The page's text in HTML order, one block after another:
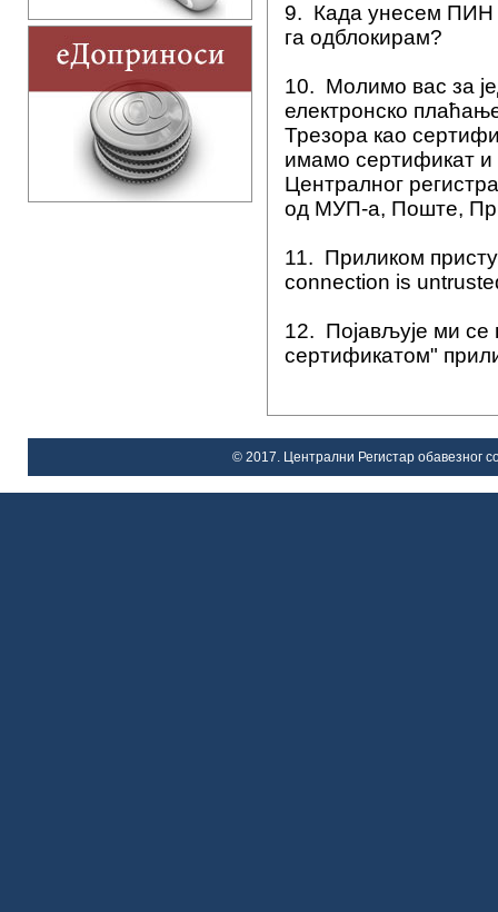
9. Када унесем ПИН
га одблокирам?
10. Молимо вас за
електронско
Трезора као
имамо сертификат и
Централног
од МУП-а, Поште,
11. Приликом
connection is
12. Појављује ми се
сертификатом"
© 2017. Централни Регистар обавезног